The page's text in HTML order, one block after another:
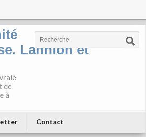
Lannion et
de
à
Contact